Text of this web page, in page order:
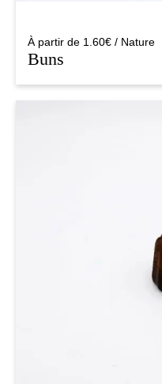
À partir de 1.60€ / Nature
Buns